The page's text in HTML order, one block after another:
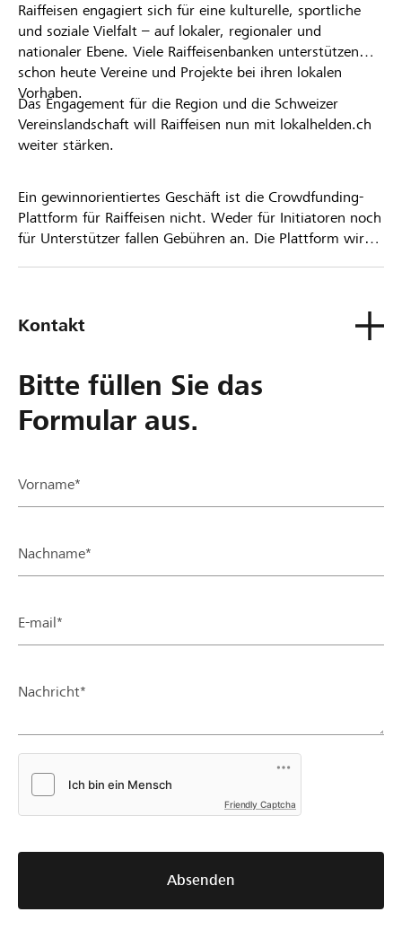
Raiffeisen engagiert sich für eine kulturelle, sportliche
und soziale Vielfalt – auf lokaler, regionaler und
nationaler Ebene. Viele Raiffeisenbanken unterstützen
schon heute Vereine und Projekte bei ihren lokalen
Vorhaben.
Das Engagement für die Region und die Schweizer
Vereinslandschaft will Raiffeisen nun mit lokalhelden.ch
weiter stärken.
Ein gewinnorientiertes Geschäft ist die Crowdfunding-
Plattform für Raiffeisen nicht. Weder für Initiatoren noch
für Unterstützer fallen Gebühren an. Die Plattform wird
Kontakt
Bitte füllen Sie das
Formular aus.
Vorname*
Nachname*
E-mail*
Nachricht*
Friendly Captcha
Absenden